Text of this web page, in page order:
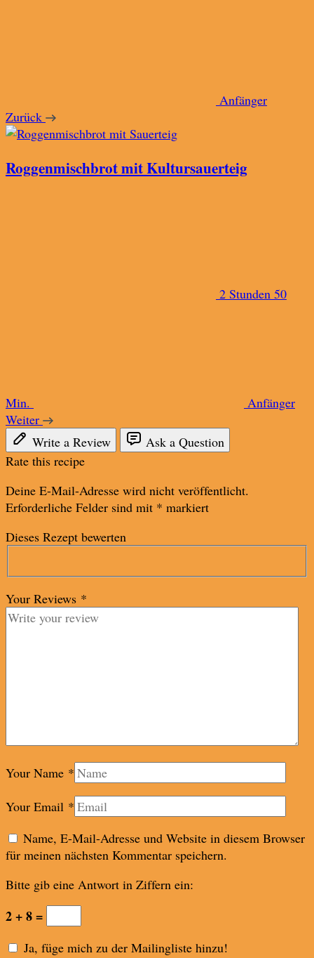
Anfänger
Zurück
Roggenmischbrot mit Kultursauerteig
2 Stunden 50
Min.
Anfänger
Weiter
Write a Review
Ask a Question
Rate this recipe
Deine E-Mail-Adresse wird nicht veröffentlicht.
Erforderliche Felder sind mit * markiert
Dieses Rezept bewerten
Your Reviews *
Your Name *
Your Email *
Name, E-Mail-Adresse und Website in diesem Browser
für meinen nächsten Kommentar speichern.
Bitte gib eine Antwort in Ziffern ein:
2 + 8 =
Ja, füge mich zu der Mailingliste hinzu!